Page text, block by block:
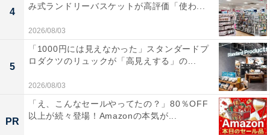
4
み式ランドリーバスケットが高評価「使わ...
2026/08/03
5
「1000円には見えなかった」スタンダードプ
ロダクツのリュックが「高見えする」の...
2026/08/03
PR
「え、こんなセールやってたの？」80％OFF
以上が続々登場！Amazonの本気が...